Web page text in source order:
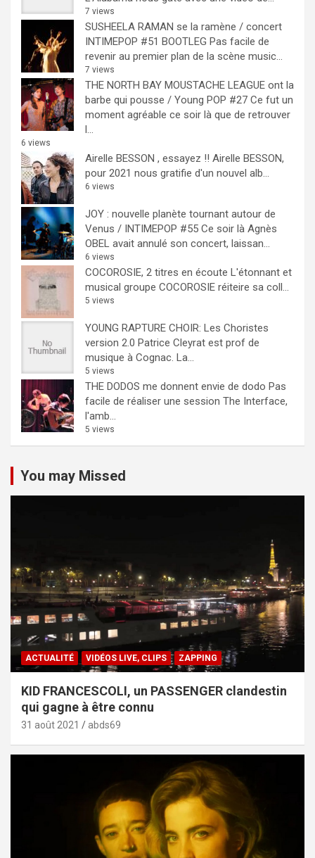
7 views
SUSHEELA RAMAN se la ramène / concert
INTIMEPOP #51 BOOTLEG Pas facile de
revenir au premier plan de la scène music...
7 views
THE NORTH BAY MOUSTACHE LEAGUE ont la
barbe qui pousse / Young POP #27 Ce fut un
moment agréable ce soir là que de retrouver
l...
6 views
Airelle BESSON , essayez !! Airelle BESSON,
pour 2021 nous gratifie d'un nouvel alb...
6 views
JOY : nouvelle planète tournant autour de
Venus / INTIMEPOP #55 Ce soir là Agnès
OBEL avait annulé son concert, laissan...
6 views
COCOROSIE, 2 titres en écoute L'étonnant et
musical groupe COCOROSIE réiteire sa coll...
5 views
YOUNG RAPTURE CHOIR: Les Choristes
version 2.0 Patrice Cleyrat est prof de
musique à Cognac. La...
5 views
THE DODOS me donnent envie de dodo Pas
facile de réaliser une session The Interface,
l'amb...
5 views
You may Missed
ACTUALITÉ VIDÉOS LIVE, CLIPS ZAPPING
KID FRANCESCOLI, un PASSENGER clandestin
qui gagne à être connu
31 août 2021 abds69